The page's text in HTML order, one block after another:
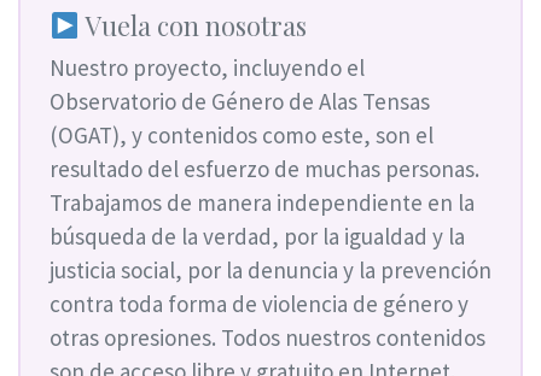
Vuela con nosotras
Nuestro proyecto, incluyendo el
Observatorio de Género de Alas Tensas
(OGAT), y contenidos como este, son el
resultado del esfuerzo de muchas personas.
Trabajamos de manera independiente en la
búsqueda de la verdad, por la igualdad y la
justicia social, por la denuncia y la prevención
contra toda forma de violencia de género y
otras opresiones. Todos nuestros contenidos